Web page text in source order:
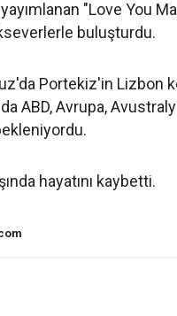
yayımlanan "Love You
buluşturdu.
Portekiz'in Lizbon
ABD, Avrupa,
hayatını kaybetti.